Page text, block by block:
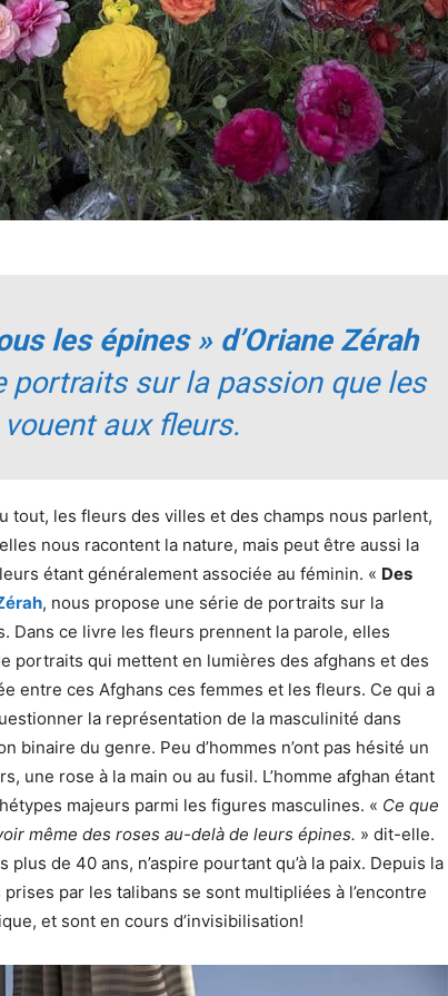
les épines » d’Oriane Zérah
portraits sur la passion que les
aux fleurs.
tout, les fleurs des villes et des champs nous parlent,
nous racontent la nature, mais peut être aussi la
étant généralement associée au féminin. « Des
, nous propose une série de portraits sur la
Dans ce livre les fleurs prennent la parole, elles
portraits qui mettent en lumières des afghans et des
entre ces Afghans ces femmes et les fleurs. Ce qui a
la représentation de la masculinité dans
binaire du genre. Peu d’hommes n’ont pas hésité un
une rose à la main ou au fusil. L’homme afghan étant
majeurs parmi les figures masculines. « Ce que
même des roses au-delà de leurs épines. » dit-elle.
plus de 40 ans, n’aspire pourtant qu’à la paix. Depuis la
par les talibans se sont multipliées à l’encontre
et sont en cours d’invisibilisation!